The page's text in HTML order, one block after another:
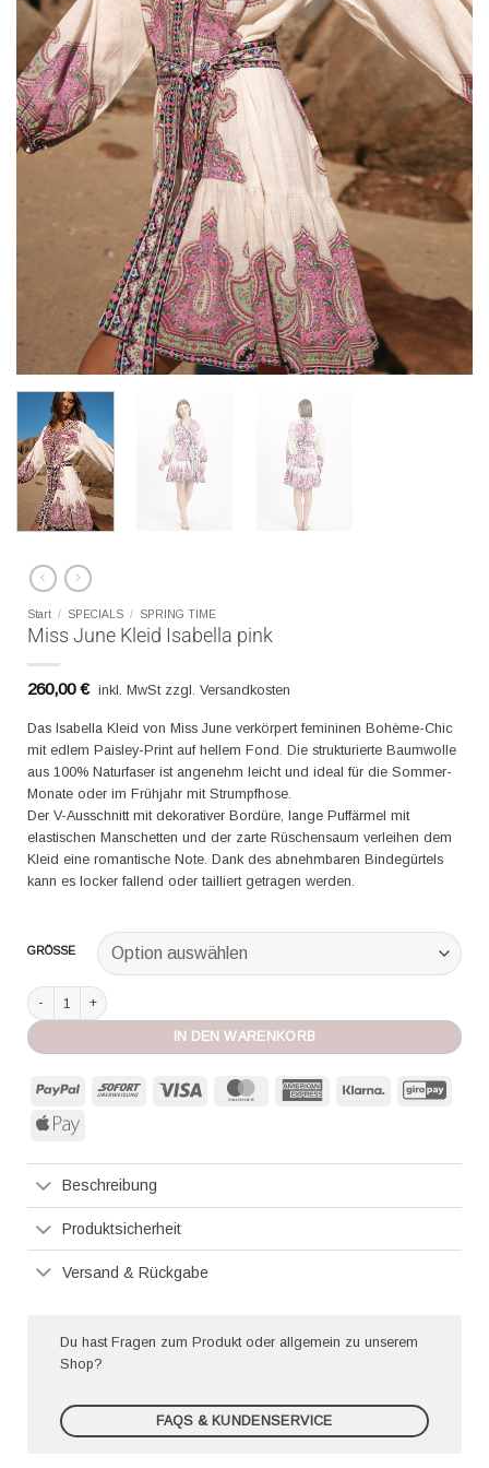
Start / SPECIALS / SPRING TIME
Miss June Kleid Isabella pink
260,00€ inkl. MwSt zzgl. Versandkosten
Das Isabella Kleid von Miss June verkörpert femininen Bohème-Chic
mit edlem Paisley-Print auf hellem Fond. Die strukturierte Baumwolle
aus 100% Naturfaser ist angenehm leicht und ideal für die Sommer-
Monate oder im Frühjahr mit Strumpfhose.
Der V-Ausschnitt mit dekorativer Bordüre, lange Puffärmel mit
elastischen Manschetten und der zarte Rüschensaum verleihen dem
Kleid eine romantische Note. Dank des abnehmbaren Bindegürtels
kann es locker fallend oder tailliert getragen werden.
GRÖSSE
Miss June Kleid Isabella pink Menge
IN DEN WARENKORB
PayPal Sofort MasterCard American
Klarna
Apple
Beschreibung
Produktsicherheit
Versand & Rückgabe
Du hast Fragen zum Produkt oder allgemein zu unserem
Shop?
FAQS & KUNDENSERVICE